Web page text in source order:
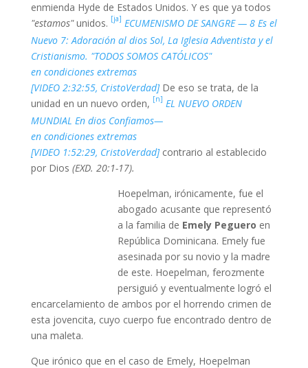
enmienda Hyde de Estados Unidos. Y es que ya todos
"estamos"unidos. [ja] ECUMENISMO DE SANGRE — 8 Es el
Nuevo 7: Adoración al dios Sol, La Iglesia Adventista y el
Cristianismo. "TODOS SOMOS CATÓLICOS"
en condiciones extremas
[VIDEO 2:32:55, CristoVerdad]De eso se trata, de la
unidad en un nuevo orden, [n] EL NUEVO ORDEN
MUNDIAL En dios Confiamos—
en condiciones extremas
[VIDEO 1:52:29, CristoVerdad]contrario al establecido
por Dios (EXD. 20:1-17).
Hoepelman, irónicamente, fue el
abogado acusante que representó
a la familia de Emely Peguero en
República Dominicana. Emely fue
asesinada por su novio y la madre
de este. Hoepelman, ferozmente
persiguió y eventualmente logró el
encarcelamiento de ambos por el horrendo crimen de
esta jovencita, cuyo cuerpo fue encontrado dentro de
una maleta.
Que irónico que en el caso de Emely, Hoepelman